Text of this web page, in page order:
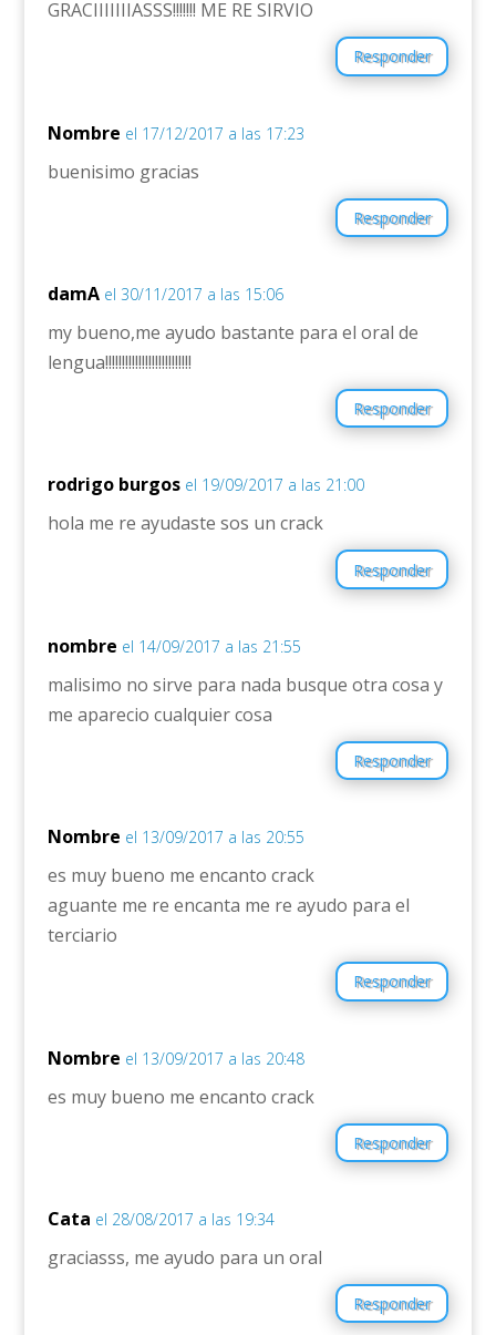
GRACIIIIIIIASSS!!!!!!! ME RE SIRVIO
Responder
Nombre el 17/12/2017 a las 17:23
buenisimo gracias
Responder
damA el 30/11/2017 a las 15:06
my bueno,me ayudo bastante para el oral de
lengua!!!!!!!!!!!!!!!!!!!!!!!!!!
Responder
rodrigo burgos el 19/09/2017 a las 21:00
hola me re ayudaste sos un crack
Responder
nombre el 14/09/2017 a las 21:55
malisimo no sirve para nada busque otra cosa y
me aparecio cualquier cosa
Responder
Nombre el 13/09/2017 a las 20:55
es muy bueno me encanto crack
aguante me re encanta me re ayudo para el
terciario
Responder
Nombre el 13/09/2017 a las 20:48
es muy bueno me encanto crack
Responder
Cata el 28/08/2017 a las 19:34
graciasss, me ayudo para un oral
Responder